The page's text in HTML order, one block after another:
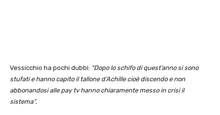
Vessicchio ha pochi dubbi: “Dopo lo schifo di quest’anno si sono
stufati e hanno capito il tallone d’Achille cioè discendo e non
abbonandosi alle pay tv hanno chiaramente messo in crisi il
sistema”.